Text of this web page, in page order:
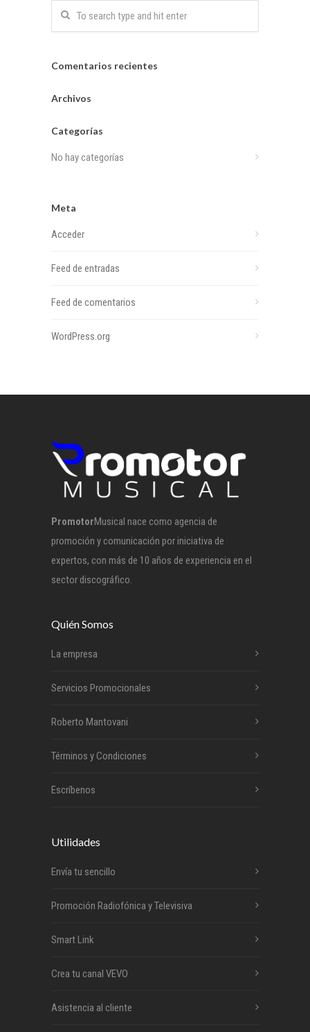
Comentarios recientes
Archivos
Categorías
No hay categorías
Meta
Acceder
Feed de entradas
Feed de comentarios
WordPress.org
PromotorMusical nace como agencia de
promoción y comunicación por iniciativa de
expertos, con más de 10 años de experiencia en el
sector discográfico.
Quién Somos
La empresa
Servicios Promocionales
Roberto Mantovani
Términos y Condiciones
Escríbenos
Utilidades
Envía tu sencillo
Promoción Radiofónica y Televisiva
Smart Link
Crea tu canal VEVO
Asistencia al cliente